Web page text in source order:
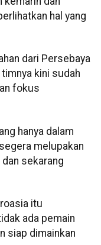
hal yang
dari Persebaya
kini sudah
fokus
hanya dalam
melupakan
sekarang
itu
ada pemain
siap dimainkan